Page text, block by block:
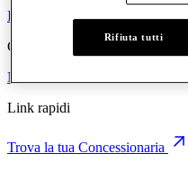
Il Gruppo
Dove siamoLe
Comunicazione
News
Link rapidi
Trova la tua Concessionaria
Rifiuta tutti